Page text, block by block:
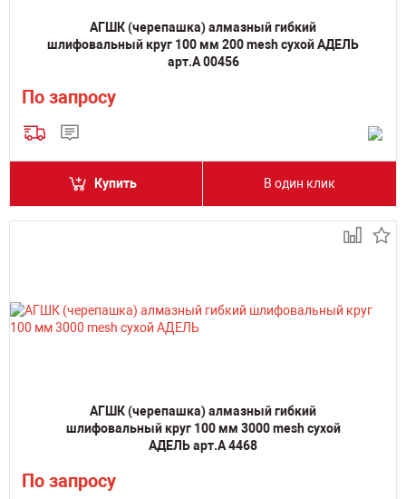
АГШК (черепашка) алмазный гибкий
шлифовальный круг 100 мм 200 mesh сухой АДЕЛЬ
арт.А 00456
По запросу
Купить В один клик
АГШК (черепашка) алмазный гибкий
шлифовальный круг 100 мм 3000 mesh сухой
АДЕЛЬ арт.А 4468
По запросу